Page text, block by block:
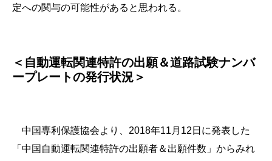
定への関与の可能性があると思われる。
＜自動運転関連特許の出願＆道路試験ナンバ
ープレートの発行状況＞
中国専利保護協会より、2018年11月12日に発表した
「中国自動運転関連特許の出願者＆出願件数」からみれ